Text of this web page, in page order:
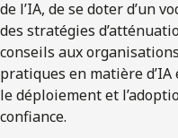
de l’IA, de se doter d’un
des stratégies
conseils aux
pratiques en matière
le déploiement et
confiance.